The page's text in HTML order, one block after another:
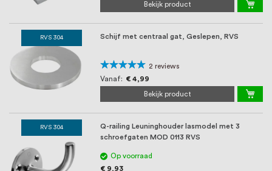
Bekijk product
RVS 304 Schijf met centraal gat, Geslepen, RVS
Waardering:
100%
2 reviews
Vanaf
€ 4,99
Bekijk product
RVS 304
Q-railing Leuninghouder lasmodel met 3
schroefgaten MOD 0113 RVS
Op voorraad
€ 9,93